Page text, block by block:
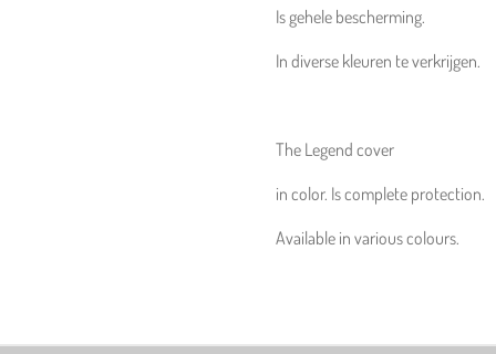
Is gehele bescherming.
In diverse kleuren te verkrijgen.
The Legend cover
in color. Is complete protection.
Available in various colours.